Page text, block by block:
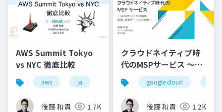
AWS Summit Tokyo
vs NYC 徹底比較
aws ja
後藤 和貴 1.7K
クラウドネイティブ時
代のMSPサービス 〜24
時間 365 日体制の 監
視・運用サービスの実
情〜
google cloud
後藤 和貴 1.2K